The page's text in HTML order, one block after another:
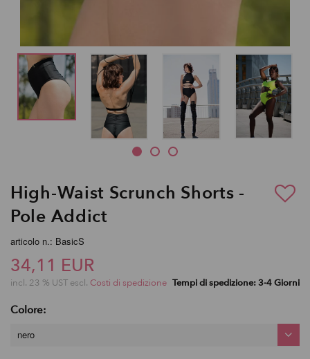
High-Waist Scrunch Shorts -
Pole Addict
articolo n.: BasicS
34,11 EUR
incl. 23 % UST escl. Costi di spedizione Tempi di spedizione: 3-4 Giorni
Colore:
nero